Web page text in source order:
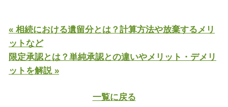
« 相続における遺留分とは？計算方法や放棄するメリ
ットなど
限定承認とは？単純承認との違いやメリット・デメリ
ットを解説 »
一覧に戻る